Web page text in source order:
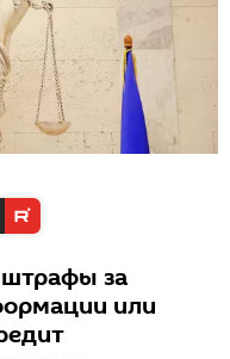
за
или